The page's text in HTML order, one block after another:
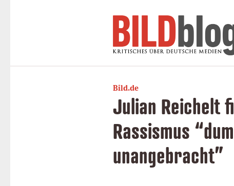
Bild.de
Julian Reichelt
Rassismus
unangebracht”